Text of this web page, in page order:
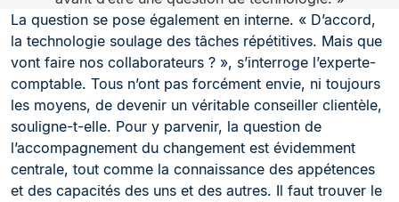
La question se pose également en interne. « D’accord,
la technologie soulage des tâches répétitives. Mais que
vont faire nos collaborateurs ? », s’interroge l’experte-
comptable. Tous n’ont pas forcément envie, ni toujours
les moyens, de devenir un véritable conseiller clientèle,
souligne-t-elle. Pour y parvenir, la question de
l’accompagnement du changement est évidemment
centrale, tout comme la connaissance des appétences
et des capacités des uns et des autres. Il faut trouver le